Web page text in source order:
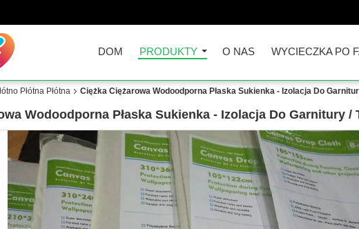
DOM PRODUKTY O NAS WYCIECZKA PO
Płótna Płótna Ciężka Ciężarowa Wodoodporna Płaska Sukienka - Izolacja Do
Wodoodporna Płaska Sukienka - Izolacja Do Garnitury /